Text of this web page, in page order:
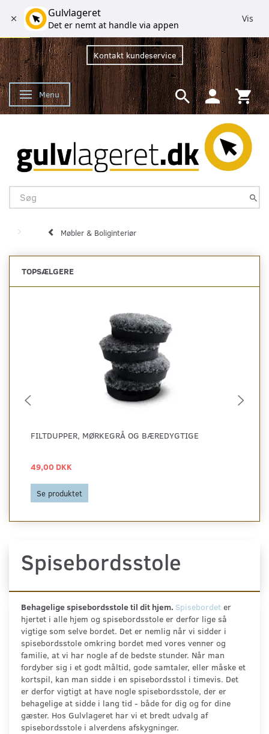
Kontakt kundeservice
Skifte navigation
Menu
Møbler & Boliginteriør
TOPSÆLGERE
FILTDUPPER, MØRKEGRÅ OG BÆREDYGTIGE
49,00 DKK
Se produktet
Spisebordsstole
Behagelige spisebordsstole til dit hjem. Spisebordet er
hjertet i alle hjem og spisebordsstole er derfor lige så
vigtige som selve bordet. Det er nemlig når vi sidder i
spisebordsstole omkring bordet med vores venner og
familie, at vi har nogle af de bedste stunder. Når man
fordyber sig i et godt måltid, gode samtaler, eller måske et
kortspil, kan man sidde i en spisebordsstol i timevis. Det
er derfor vigtigt at have nogle spisebordsstole, der er
behagelige at sidde i lang tid - både for dig og for dine
gæster. Hos Gulvlageret har vi et bredt udvalg af
spisebordsstole i alverdens afskygninger.
Gulvlageret
Det er nemt at handle via appen
Vis